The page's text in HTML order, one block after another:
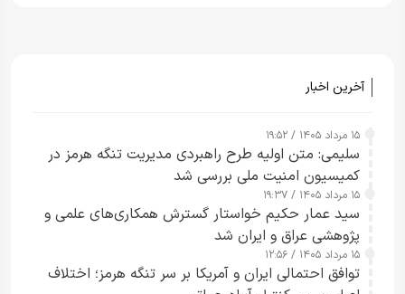
آخرین اخبار
۱۵ مرداد ۱۴۰۵ / ۱۹:۵۲
سلیمی: متن اولیه طرح راهبردی مدیریت تنگه هرمز در
کمیسیون امنیت ملی بررسی شد
۱۵ مرداد ۱۴۰۵ / ۱۹:۳۷
سید عمار حکیم خواستار گسترش همکاری‌های علمی و
پژوهشی عراق و ایران شد
۱۵ مرداد ۱۴۰۵ / ۱۲:۵۶
توافق احتمالی ایران و آمریکا بر سر تنگه هرمز؛ اختلاف